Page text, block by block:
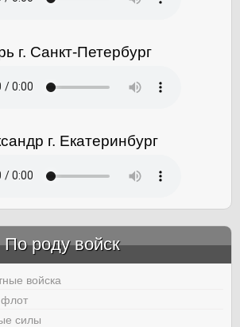
г. Санкт-Петербург
г. Екатеринбург
По роду войск
войска
силы